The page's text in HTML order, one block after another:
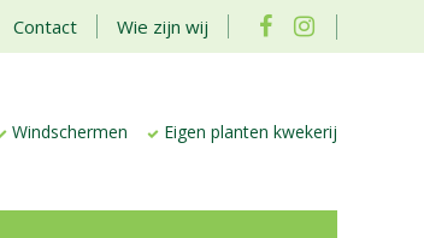
Contact Wie zijn wij
Windschermen Eigen planten kwekerij